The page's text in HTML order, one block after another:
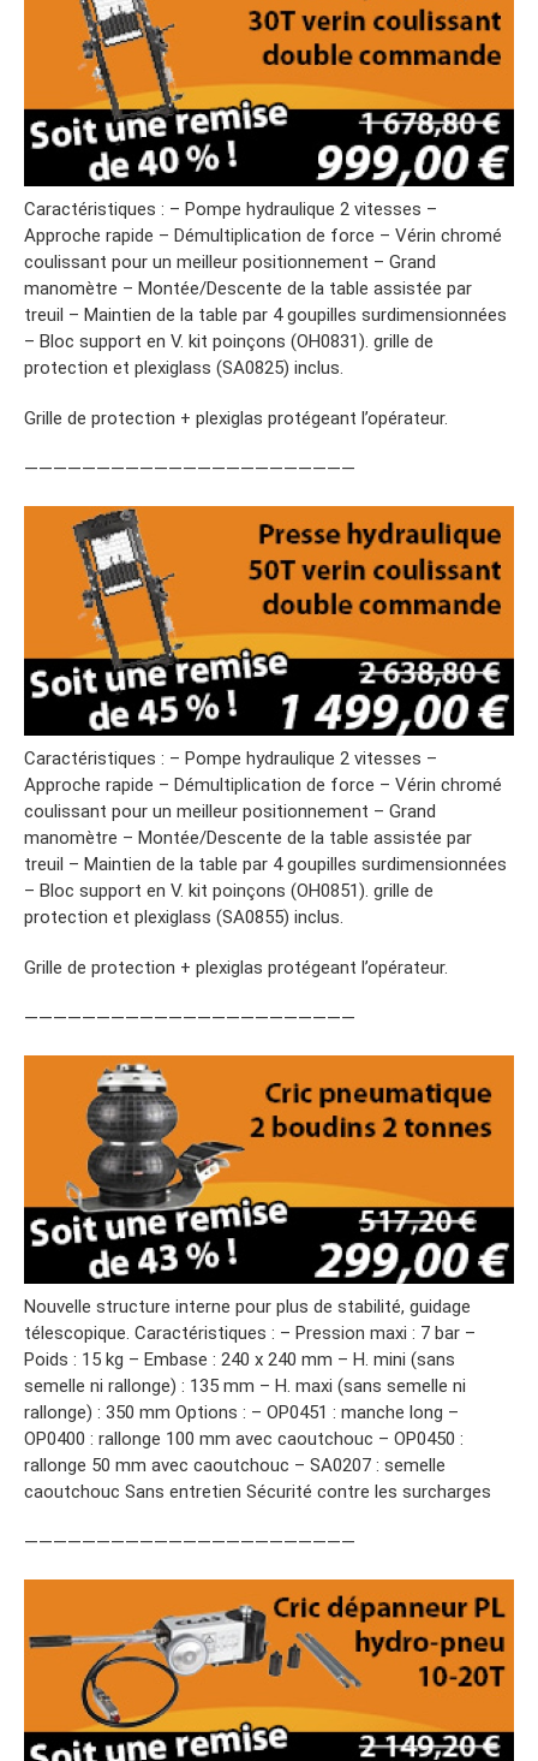
Caractéristiques : – Pompe hydraulique 2 vitesses –
Approche rapide – Démultiplication de force – Vérin chromé
coulissant pour un meilleur positionnement – Grand
manomètre – Montée/Descente de la table assistée par
treuil – Maintien de la table par 4 goupilles surdimensionnées
– Bloc support en V. kit poinçons (OH0831). grille de
protection et plexiglass (SA0825) inclus.
Grille de protection + plexiglas protégeant l’opérateur.
———————————————————————
Caractéristiques : – Pompe hydraulique 2 vitesses –
Approche rapide – Démultiplication de force – Vérin chromé
coulissant pour un meilleur positionnement – Grand
manomètre – Montée/Descente de la table assistée par
treuil – Maintien de la table par 4 goupilles surdimensionnées
– Bloc support en V. kit poinçons (OH0851). grille de
protection et plexiglass (SA0855) inclus.
Grille de protection + plexiglas protégeant l’opérateur.
———————————————————————
Nouvelle structure interne pour plus de stabilité, guidage
télescopique. Caractéristiques : – Pression maxi : 7 bar –
Poids : 15 kg – Embase : 240 x 240 mm – H. mini (sans
semelle ni rallonge) : 135 mm – H. maxi (sans semelle ni
rallonge) : 350 mm Options : – OP0451 : manche long –
OP0400 : rallonge 100 mm avec caoutchouc – OP0450 :
rallonge 50 mm avec caoutchouc – SA0207 : semelle
caoutchouc Sans entretien Sécurité contre les surcharges
———————————————————————